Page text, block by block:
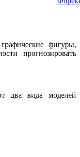
фигуры,
прогнозировать
два вида моделей